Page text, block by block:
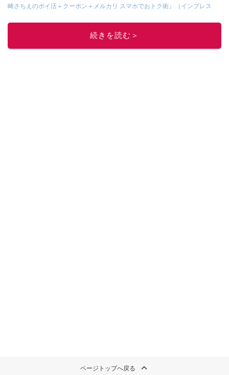
崎さちえのポイ活＋クーポン＋メルカリ スマホでおトク術』（インプレス
的に稼ぐ！』（翔泳社刊）
■経歴：2003年、夫が子育てをするために、突然会社を辞める。翌月からの
続きを読む＞
ページトップへ戻る